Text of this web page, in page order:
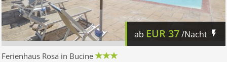
ab EUR37/Nacht
Ferienhaus Rosa in Bucine